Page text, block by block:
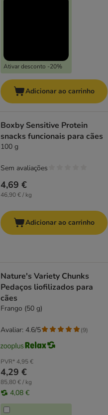
Ativar desconto -20%
Adicionar ao carrinho
Boxby Sensitive Protein
snacks funcionais para cães
100 g
4,69 €
46,90 € / kg
Sem avaliações
Adicionar ao carrinho
Nature's Variety Chunks
Pedaços liofilizados para
cães
Frango (50 g)
PVR*4,95 €
4,29 €
85,80 € / kg
4,08 €
Avaliar: 4.6/5 (9)